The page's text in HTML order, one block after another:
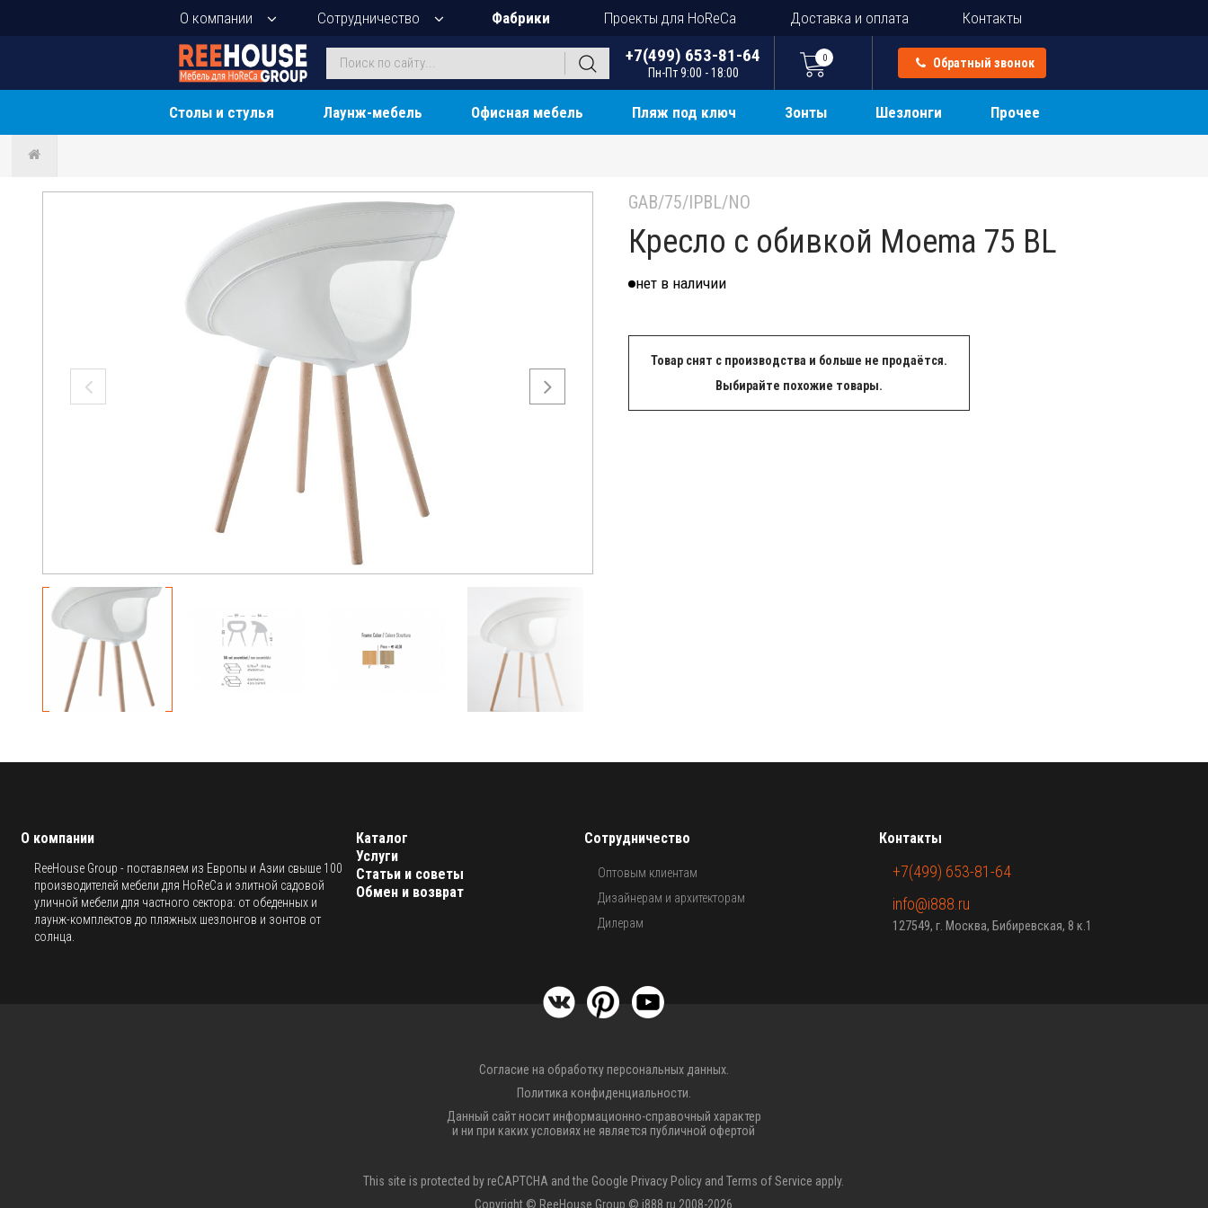
О компании Сотрудничество Фабрики Проекты для HoReCa Доставка и оплата Контакты
+7(499) 653-81-64
Пн-Пт 9:00 - 18:00
0 Обратный звонок
Столы и стулья Лаунж-мебель Офисная мебель Пляж под ключ Зонты Шезлонги Прочее
GAB/75/IPBL/NO
Кресло с обивкой Moema 75 BL
нет в наличии
Товар снят с производства и больше не продаётся.
Выбирайте похожие товары.
О компании
ReeHouse Group - поставляем из Европы и Азии свыше 100
производителей мебели для HoReCa и элитной садовой
уличной мебели для частного сектора: от обеденных и
лаунж-комплектов до пляжных шезлонгов и зонтов от
солнца.
Каталог
Услуги
Статьи и советы
Обмен и возврат
Сотрудничество
Оптовым клиентам
Дизайнерам и архитекторам
Дилерам
Контакты
+7(499) 653-81-64
info@i888.ru
127549, г. Москва, Бибиревская, 8 к.1
Согласие на обработку персональных данных.
Политика конфиденциальности.
Данный сайт носит информационно-справочный характер
и ни при каких условиях не является публичной офертой
This site is protected by reCAPTCHA and the Google Privacy Policy andTerms of Service apply.
Copyright © ReeHouse Group © i888.ru 2008-2026